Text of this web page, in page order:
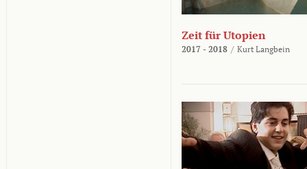
Zeit für Utopien
2017 - 2018 / Kurt Langbein